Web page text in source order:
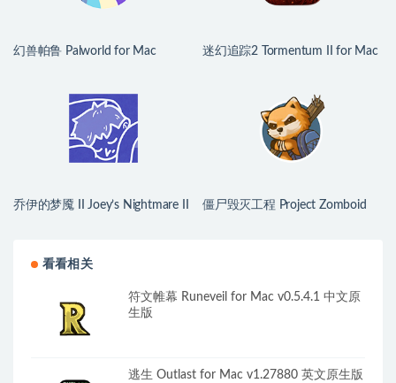
幻兽帕鲁 Palworld for Mac
迷幻追踪2 Tormentum II for Mac
乔伊的梦魇 II Joey’s Nightmare II
僵尸毁灭工程 Project Zomboid
看看相关
符文帷幕 Runeveil for Mac v0.5.4.1 中文原
生版
逃生 Outlast for Mac v1.27880 英文原生版